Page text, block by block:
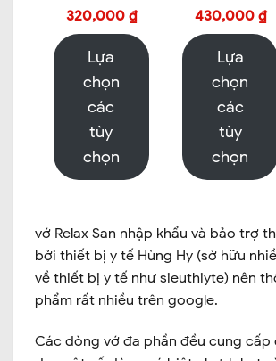
320,000 ₫
Lựa
chọn
các
tùy
chọn
430,000 ₫
Lựa
chọn
các
tùy
chọn
vớ Relax San nhập khẩu và bảo trợ
bởi thiết bị y tế Hùng Hy (sở hữu
về thiết bị y tế như sieuthiyte) nên
phẩm rất nhiều trên google.
Các dòng vớ đa phần đều cung cấp